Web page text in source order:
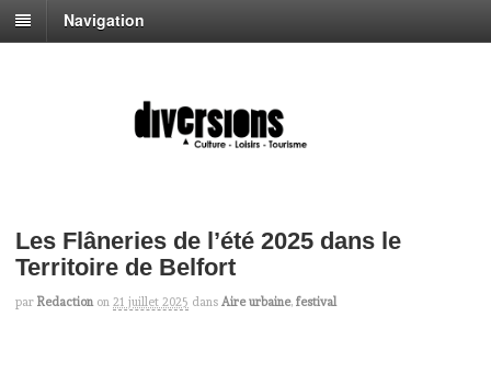
Navigation
Les Flâneries de l’été 2025 dans le
Territoire de Belfort
par Redaction on 21 juillet 2025 dans Aire urbaine, festival